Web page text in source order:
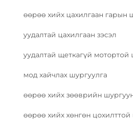
өөрөө хийх цахилгаан гарын
уудалтай цахилгаан зэсэл
уудалтай щеткагүй мотортой
мод хайчлах шургуулга
өөрөө хийх зөөврийн
өөрөө хийх хөнгөн